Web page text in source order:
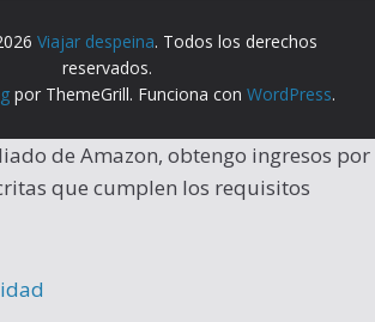
Viajar despeina. Todos los derechos
reservados.
por ThemeGrill. Funciona con WordPress.
de Amazon, obtengo ingresos por
que cumplen los requisitos